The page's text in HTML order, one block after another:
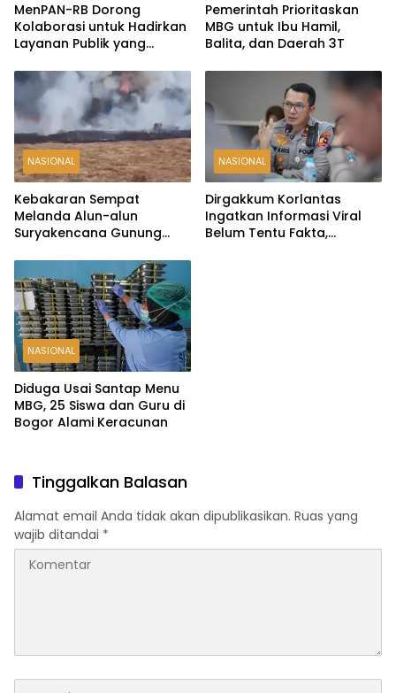
MenPAN-RB Dorong
Kolaborasi untuk Hadirkan
Layanan Publik yang
Pemerintah Prioritaskan
MBG untuk Ibu Hamil,
Balita, dan Daerah 3T
NASIONAL
Kebakaran Sempat
Melanda Alun-alun
Suryakencana Gunung
Dipadamkan
NASIONAL
Dirgakkum Korlantas
Ingatkan Informasi Viral
Belum Tentu Fakta,
NASIONAL
Diduga Usai Santap Menu
MBG, 25 Siswa dan Guru di
Bogor Alami Keracunan
Tinggalkan Balasan
Alamat email Anda tidak akan dipublikasikan. Ruas yang
wajib ditandai *